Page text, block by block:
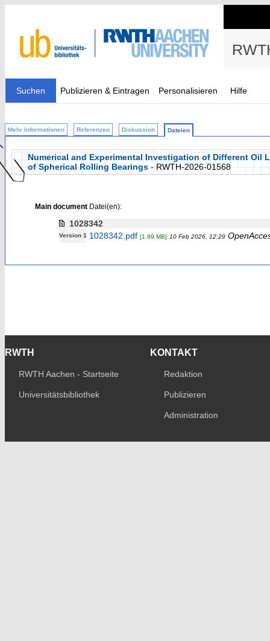
Suchen Publizieren & Eintragen Personalisieren Hilfe
Mehr Informationen Referenzen Diskussion Dateien
Numerical and Experimental Investigation of Different
of Spherical Rolling Bearings- RWTH-2026-01568
Main documentDatei(en):
1028342
Version 1 1028342.pdf [1.99 MB] 10 Feb 2026, 12:29
RWTH
RWTH Aachen - Startseite
Universitätsbibliothek
KONTAKT
Redaktion
Publizieren
Administration